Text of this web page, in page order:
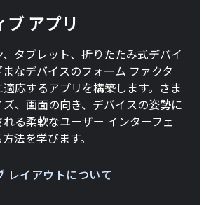
ブ アプリ
タブレット、折りたたみ式デバイ
なデバイスのフォーム ファクタ
応するアプリを構築します。さま
ズ、画面の向き、デバイスの姿勢に
る柔軟なユーザー インターフェ
法を学びます。
レイアウトについて